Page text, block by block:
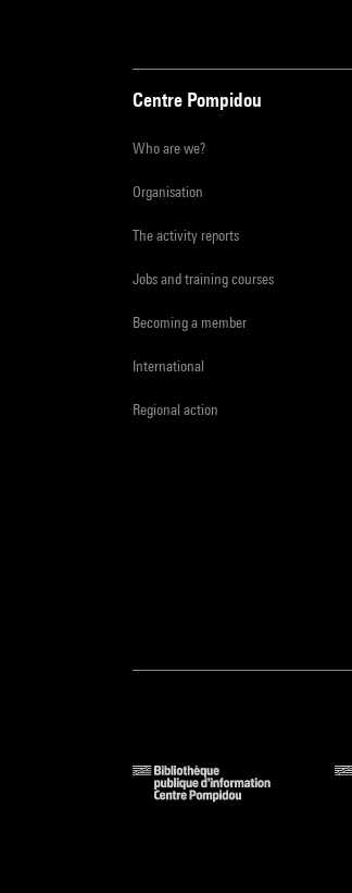
Centre Pompidou
Who are we?
Organisation
The activity reports
Jobs and training courses
Becoming a member
International
Regional action